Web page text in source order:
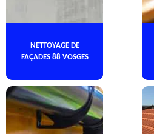
NETTOYAGE DE
FAÇADES 88 VOSGES